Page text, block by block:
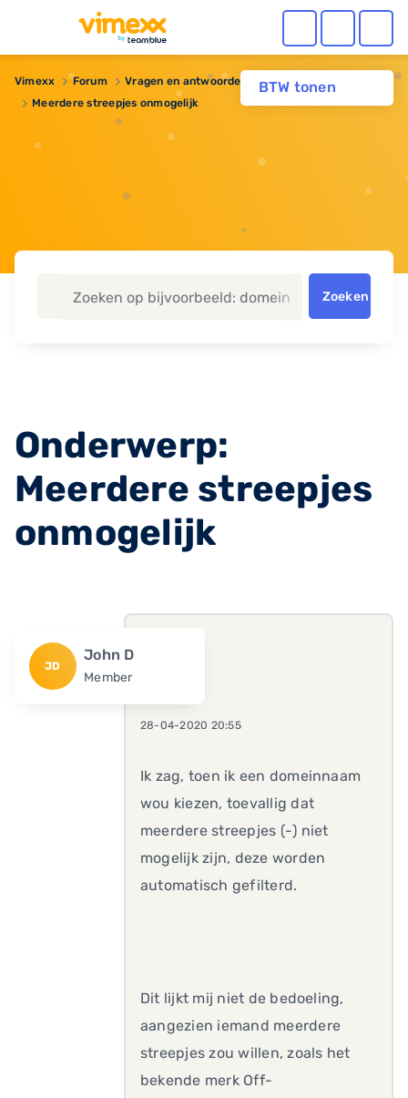
BTW tonen
Vimexx Forum Vragen en antwoorden
Domeinnaam
Meerdere streepjes onmogelijk
Zoeken
Onderwerp:
Meerdere streepjes
onmogelijk
JD
John D
Member
28-04-2020 20:55
Ik zag, toen ik een domeinnaam
wou kiezen, toevallig dat
meerdere streepjes (-) niet
mogelijk zijn, deze worden
automatisch gefilterd.
Dit lijkt mij niet de bedoeling,
aangezien iemand meerdere
streepjes zou willen, zoals het
bekende merk Off-